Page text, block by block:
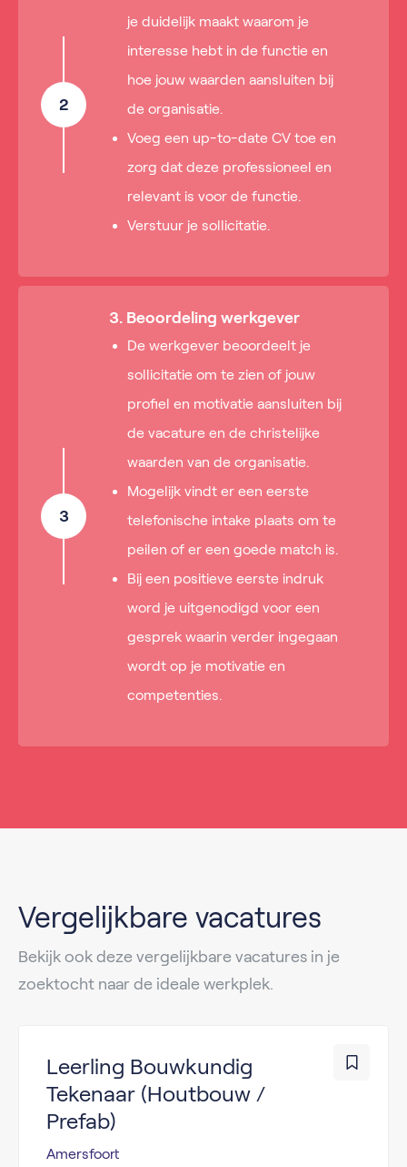
2
je duidelijk maakt waarom je
interesse hebt in de functie en
hoe jouw waarden aansluiten bij
de organisatie.
Voeg een up-to-date CV toe en
zorg dat deze professioneel en
relevant is voor de functie.
Verstuur je sollicitatie.
3
3. Beoordeling werkgever
De werkgever beoordeelt je
sollicitatie om te zien of jouw
profiel en motivatie aansluiten bij
de vacature en de christelijke
waarden van de organisatie.
Mogelijk vindt er een eerste
telefonische intake plaats om te
peilen of er een goede match is.
Bij een positieve eerste indruk
word je uitgenodigd voor een
gesprek waarin verder ingegaan
wordt op je motivatie en
competenties.
Vergelijkbare vacatures
Bekijk ook deze vergelijkbare vacatures in je
zoektocht naar de ideale werkplek.
Leerling Bouwkundig
Tekenaar (Houtbouw /
Prefab)
Amersfoort